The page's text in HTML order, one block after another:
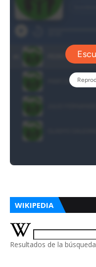
WIKIPEDIA
Resultados de la búsqueda